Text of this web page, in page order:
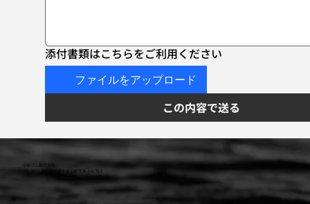
添付書類はこちらをご利用ください
ファイルをアップロード
この内容で送る
小林ゴム株式会社
441-8016 愛知県豊橋市新栄町字東小向76-1